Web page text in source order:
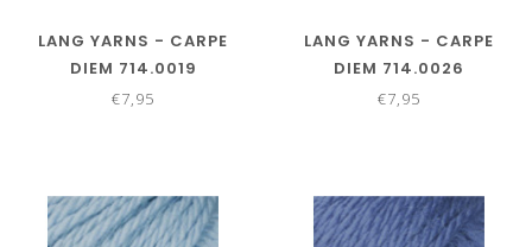
LANG YARNS - CARPE
DIEM 714.0019
€7,95
LANG YARNS - CARPE
DIEM 714.0026
€7,95